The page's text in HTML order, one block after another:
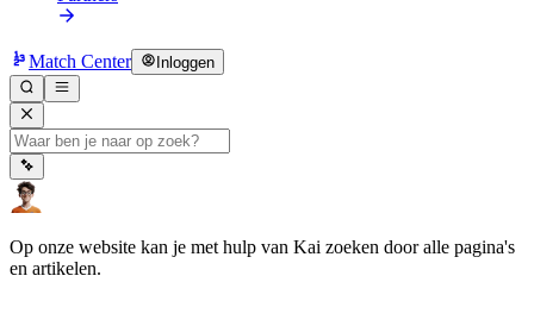
Match Center Inloggen
Op onze website kan je met hulp van Kai zoeken door alle pagina's
en artikelen.